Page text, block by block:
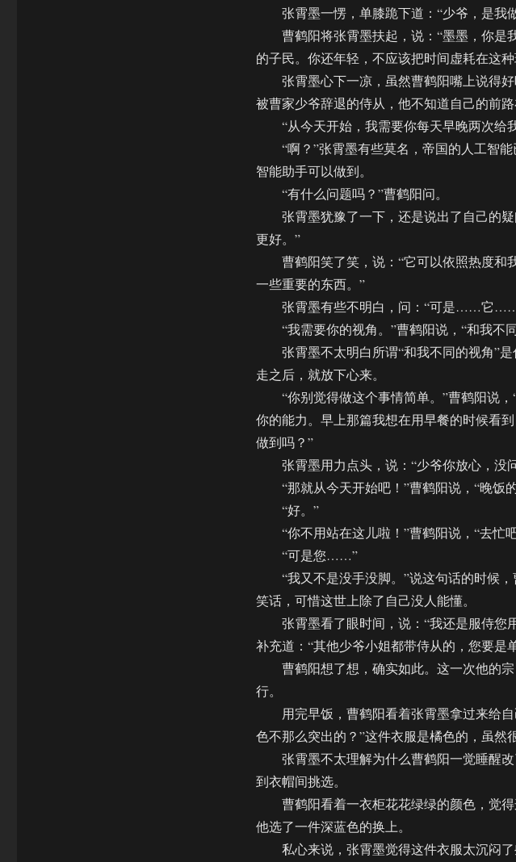
张霄墨一愣，单膝跪下道：“少爷，是我
曹鹤阳将张霄墨扶起，说：“墨墨，你是
的子民。你还年轻，不应该把时间虚耗在这
张霄墨心下一凉，虽然曹鹤阳嘴上说得好
被曹家少爷辞退的侍从，他不知道自己的前路
“从今天开始，我需要你每天早晚两次给我
“啊？”张霄墨有些莫名，帝国的人工智能
智能助手可以做到。
“有什么问题吗？”曹鹤阳问。
张霄墨犹豫了一下，还是说出了自己的疑
更好。”
曹鹤阳笑了笑，说：“它可以依照热度和
一些重要的东西。”
张霄墨有些不明白，问：“可是……它
“我需要你的视角。”曹鹤阳说，“和我不
张霄墨不太明白所谓“和我不同的视角”是
走之后，就放下心来。
“你别觉得做这个事情简单。”曹鹤阳说，
你的能力。早上那篇我想在用早餐的时候看
做到吗？”
张霄墨用力点头，说：“少爷你放心，没
“那就从今天开始吧！”曹鹤阳说，“晚饭
“好。”
“你不用站在这儿啦！”曹鹤阳说，“去忙
“可是您……”
“我又不是没手没脚。”说这句话的时候，
笑话，可惜这世上除了自己没人能懂。
张霄墨看了眼时间，说：“我还是服侍您
补充道：“其他少爷小姐都带侍从的，您要是
曹鹤阳想了想，确实如此。这一次他的宗
行。
用完早饭，曹鹤阳看着张霄墨拿过来给
色不那么突出的？”这件衣服是橘色的，虽然
张霄墨不太理解为什么曹鹤阳一觉睡醒改
到衣帽间挑选。
曹鹤阳看着一衣柜花花绿绿的颜色，觉得
他选了一件深蓝色的换上。
私心来说，张霄墨觉得这件衣服太沉闷了